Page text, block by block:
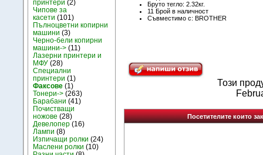
принтери (2)
Чипове за
касети (101)
Пълноцветни копирни
машини (3)
Черно-бели копирни
машини-> (11)
Лазерни принтери и
МФУ (28)
Специални
принтери (1)
Факсове (1)
Тонери-> (263)
Барабани (41)
Почистващи
ножове (28)
Девелопер (16)
Лампи (8)
Изпичащи ролки (24)
Маслени ролки (10)
Бруто тегло: 2.32кг.
11 Брой в наличност
Съвместимо с: BROTHER
Този
Посетителите които